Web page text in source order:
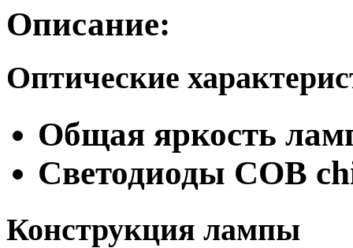
Описание:
Оптические
Общая яркость
Светодиоды COB
Конструкция лампы